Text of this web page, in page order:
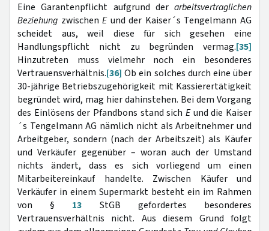
Eine Garantenpflicht aufgrund der arbeitsvertraglichen
Beziehung zwischenEund der Kaiser´s Tengelmann AG
scheidet aus, weil diese für sich gesehen eine
Handlungspflicht nicht zu begründen vermag.[35]
Hinzutreten muss vielmehr noch ein besonderes
Vertrauensverhältnis.[36] Ob ein solches durch eine über
30-jährige Betriebszugehörigkeit mit Kassierertätigkeit
begründet wird, mag hier dahinstehen. Bei dem Vorgang
des Einlösens der Pfandbons stand sich Eund die Kaiser
´s Tengelmann AG nämlich nicht als Arbeitnehmer und
Arbeitgeber, sondern (nach der Arbeitszeit) als Käufer
und Verkäufer gegenüber – woran auch der Umstand
nichts ändert, dass es sich vorliegend um einen
Mitarbeitereinkauf handelte. Zwischen Käufer und
Verkäufer in einem Supermarkt besteht ein im Rahmen
von § 13 StGB gefordertes besonderes
Vertrauensverhältnis nicht. Aus diesem Grund folgt